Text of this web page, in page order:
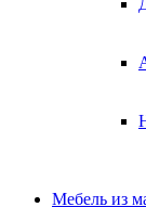
Мебель из